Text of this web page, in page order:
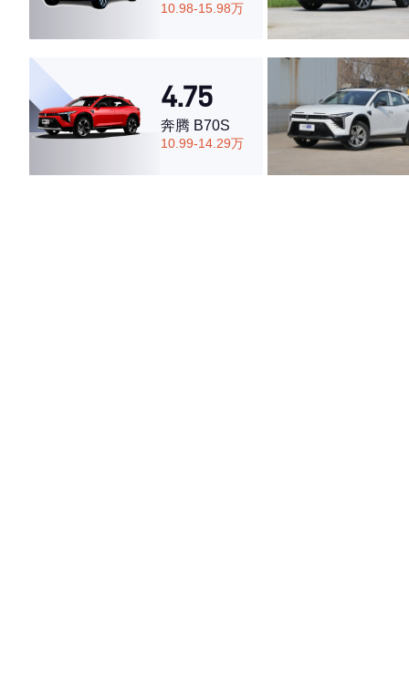
10.98-15.98万
4.75
奔腾 B70S
10.99-14.29万